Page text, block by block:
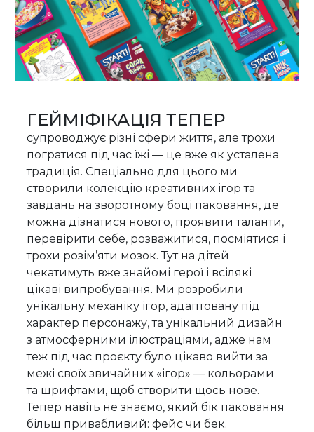
ГЕЙМІФІКАЦІЯ ТЕПЕР
супроводжує різні сфери життя, але трохи
погратися під час їжі — це вже як усталена
традиція. Спеціально для цього ми
створили колекцію креативних ігор та
завдань на зворотному боці паковання, де
можна дізнатися нового, проявити таланти,
перевірити себе, розважитися, посміятися і
трохи розім’яти мозок. Тут на дітей
чекатимуть вже знайомі герої і всілякі
цікаві випробування. Ми розробили
унікальну механіку ігор, адаптовану під
характер персонажу, та унікальний дизайн
з атмосферними ілюстраціями, адже нам
теж під час проєкту було цікаво вийти за
межі своїх звичайних «ігор» — кольорами
та шрифтами, щоб створити щось нове.
Тепер навіть не знаємо, який бік паковання
більш привабливий: фейс чи бек.